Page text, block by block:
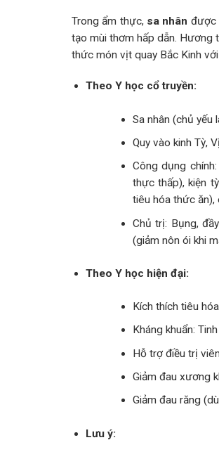
Trong ẩm thực, sa nhân được
tạo mùi thơm hấp dẫn. Hương
thức món vịt quay Bắc Kinh
Theo Y học cổ truyền:
Sa nhân (chủ yếu
Quy vào kinh Tỳ,
Công dụng
thực thấp), kiện
tiêu hóa thức ăn),
Chủ trị: Bụng,
(giảm nôn ói khi
Theo Y học hiện đại:
Kích thích tiêu
Kháng khuẩn:
Hỗ trợ điều trị
Giảm đau xương
Giảm đau răng
Lưu ý: